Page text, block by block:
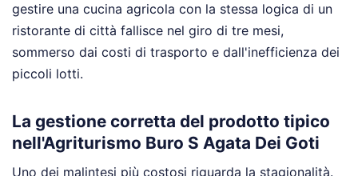
gestire una cucina agricola con la stessa logica di un
ristorante di città fallisce nel giro di tre mesi,
sommerso dai costi di trasporto e dall'inefficienza dei
piccoli lotti.
La gestione corretta del prodotto tipico
nell'Agriturismo Buro S Agata Dei Goti
Uno dei malintesi più costosi riguarda la stagionalità.